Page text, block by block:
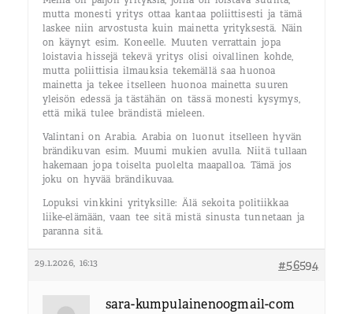
mutta monesti yritys ottaa kantaa poliittisesti ja tämä
laskee niin arvostusta kuin mainetta yrityksestä. Näin
on käynyt esim. Koneelle. Muuten verrattain jopa
loistavia hissejä tekevä yritys olisi oivallinen kohde,
mutta poliittisia ilmauksia tekemällä saa huonoa
mainetta ja tekee itselleen huonoa mainetta suuren
yleisön edessä ja tästähän on tässä monesti kysymys,
että mikä tulee brändistä mieleen.
Valintani on Arabia. Arabia on luonut itselleen hyvän
brändikuvan esim. Muumi mukien avulla. Niitä tullaan
hakemaan jopa toiselta puolelta maapalloa. Tämä jos
joku on hyvää brändikuvaa.
Lopuksi vinkkini yrityksille: Älä sekoita politiikkaa
liike-elämään, vaan tee sitä mistä sinusta tunnetaan ja
paranna sitä.
29.1.2026, 16:13 #56594
sara-kumpulainen00gmail-com